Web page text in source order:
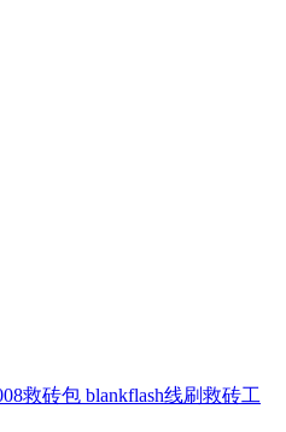
救砖包 blankflash线刷救砖工